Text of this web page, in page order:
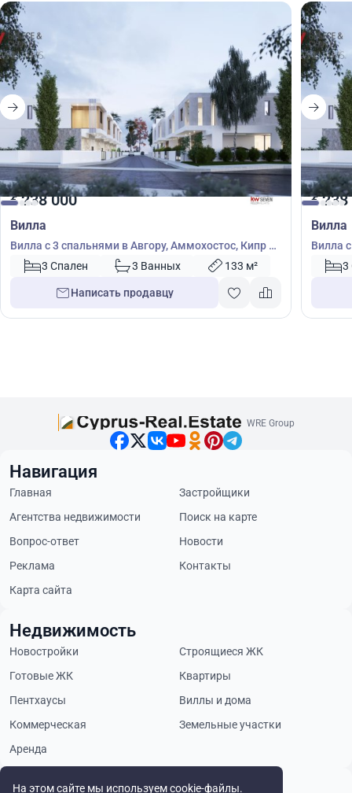
€238 000
Вилла
Вилла с 3 спальнями в Авгору, Аммохостос, Кипр №
515873 Спален 3 Ванных 133 м²
Написать продавцу
€238
Вилла
Вилла
515893
На этом сайте мы используем cookie-файлы.
WRE Group
Навигация
Главная
Застройщики
Агентства недвижимости
Поиск на карте
Вопрос-ответ
Новости
Реклама
Контакты
Карта сайта
Недвижимость
Новостройки
Строящиеся ЖК
Готовые ЖК
Квартиры
Пентхаусы
Виллы и дома
Коммерческая
Земельные участки
Аренда